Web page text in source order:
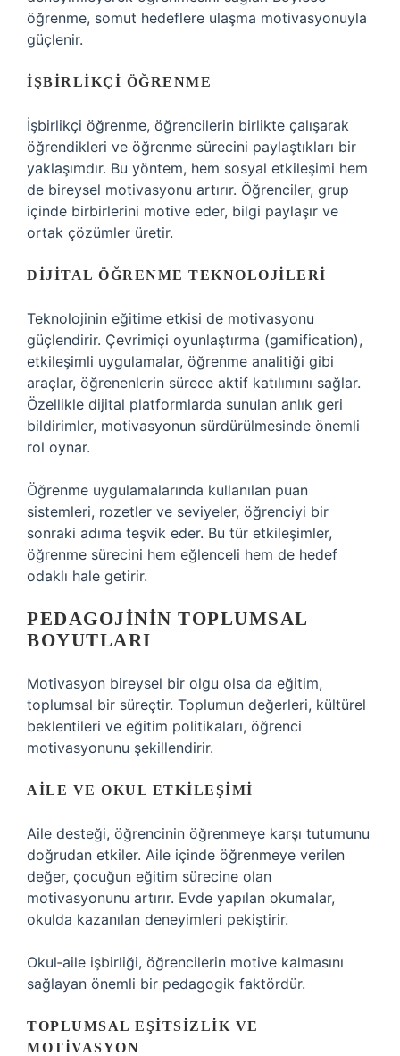
öğrenme, somut hedeflere ulaşma motivasyonuyla
güçlenir.
İŞBIRLIKÇI ÖĞRENME
İşbirlikçi öğrenme, öğrencilerin birlikte çalışarak
öğrendikleri ve öğrenme sürecini paylaştıkları bir
yaklaşımdır. Bu yöntem, hem sosyal etkileşimi hem
de bireysel motivasyonu artırır. Öğrenciler, grup
içinde birbirlerini motive eder, bilgi paylaşır ve
ortak çözümler üretir.
DIJITAL ÖĞRENME TEKNOLOJILERI
Teknolojinin eğitime etkisi de motivasyonu
güçlendirir. Çevrimiçi oyunlaştırma (gamification),
etkileşimli uygulamalar, öğrenme analitiği gibi
araçlar, öğrenenlerin sürece aktif katılımını sağlar.
Özellikle dijital platformlarda sunulan anlık geri
bildirimler, motivasyonun sürdürülmesinde önemli
rol oynar.
Öğrenme uygulamalarında kullanılan puan
sistemleri, rozetler ve seviyeler, öğrenciyi bir
sonraki adıma teşvik eder. Bu tür etkileşimler,
öğrenme sürecini hem eğlenceli hem de hedef
odaklı hale getirir.
PEDAGOJININ TOPLUMSAL
BOYUTLARI
Motivasyon bireysel bir olgu olsa da eğitim,
toplumsal bir süreçtir. Toplumun değerleri, kültürel
beklentileri ve eğitim politikaları, öğrenci
motivasyonunu şekillendirir.
AILE VE OKUL ETKILEŞIMI
Aile desteği, öğrencinin öğrenmeye karşı tutumunu
doğrudan etkiler. Aile içinde öğrenmeye verilen
değer, çocuğun eğitim sürecine olan
motivasyonunu artırır. Evde yapılan okumalar,
okulda kazanılan deneyimleri pekiştirir.
Okul‑aile işbirliği, öğrencilerin motive kalmasını
sağlayan önemli bir pedagogik faktördür.
TOPLUMSAL EŞITSIZLIK VE
MOTIVASYON